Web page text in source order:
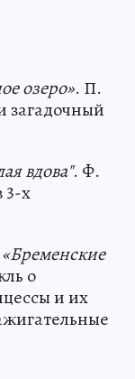
озеро». П.
загадочный
вдова". Ф.
3-х
о
и их